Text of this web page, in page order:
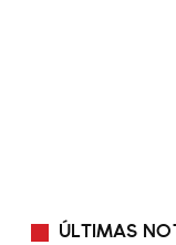
ÚLTIMAS